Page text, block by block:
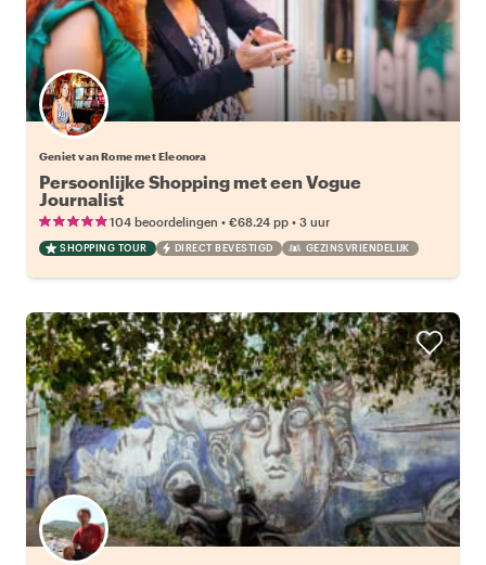
Geniet van Rome met Eleonora
Persoonlijke Shopping met een Vogue
Journalist
104 beoordelingen • €68.24 pp • 3 uur
SHOPPING TOUR DIRECT BEVESTIGD GEZINSVRIENDELIJK